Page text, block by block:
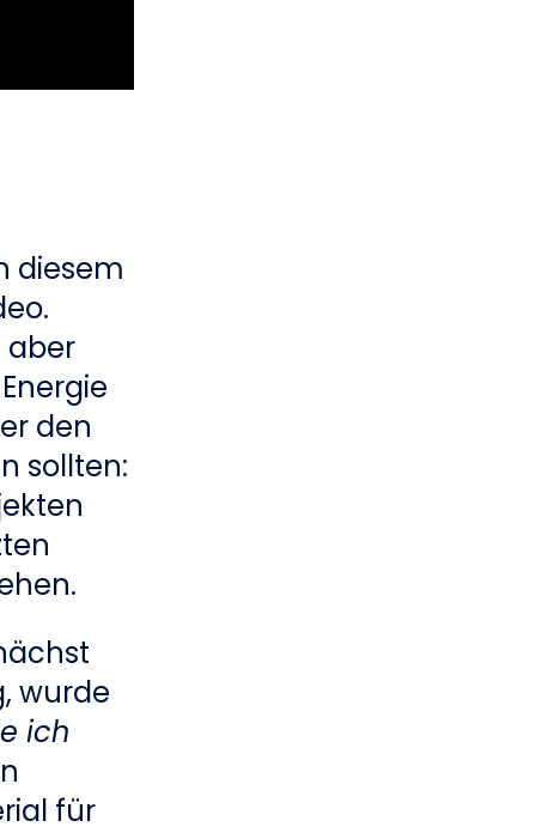
diesem
aber
den
sollten:
wurde
ich
für